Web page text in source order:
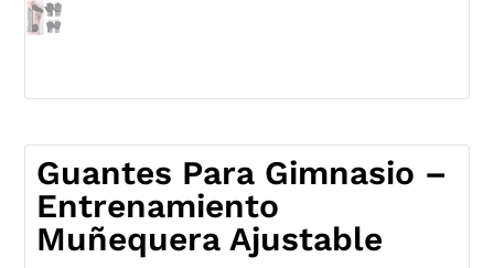
Guantes Para Gimnasio –
Entrenamiento
Muñequera Ajustable